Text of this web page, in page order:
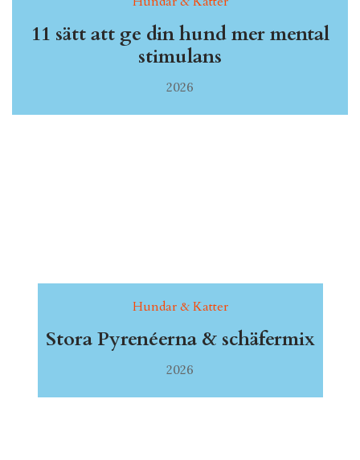
11 sätt att ge din hund mer mental
stimulans
2026
Hundar & Katter
Stora Pyrenéerna & schäfermix
2026